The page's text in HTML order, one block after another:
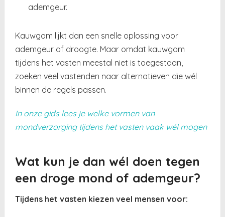
ademgeur.
Kauwgom lijkt dan een snelle oplossing voor
ademgeur of droogte. Maar omdat kauwgom
tijdens het vasten meestal niet is toegestaan,
zoeken veel vastenden naar alternatieven die wél
binnen de regels passen.
In onze gids lees je welke vormen van
mondverzorging tijdens het vasten vaak wél mogen
Wat kun je dan wél doen tegen
een droge mond of ademgeur?
Tijdens het vasten kiezen veel mensen voor: